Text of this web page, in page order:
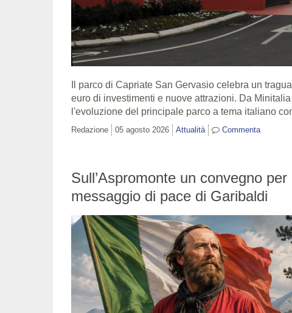
Il parco di Capriate San Gervasio celebra un
euro di investimenti e nuove attrazioni. Da
l'evoluzione del principale parco a tema italiano
Redazione 05 agosto 2026 Attualità Commenta
Sull’Aspromonte un convegno
messaggio di pace di Garibaldi